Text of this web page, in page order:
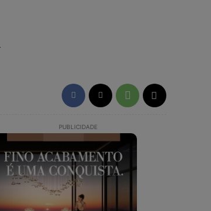
PUBLICIDADE